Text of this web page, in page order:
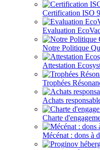
Certification ISO
Evaluation
Notre Politique
Attestation
Trophées
Achats
Charte
Mécénat : dons à